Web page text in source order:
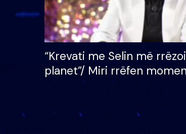
“Krevati me Selin më
planet”/ Miri rrëfen
bukura në shtëpinë e BB